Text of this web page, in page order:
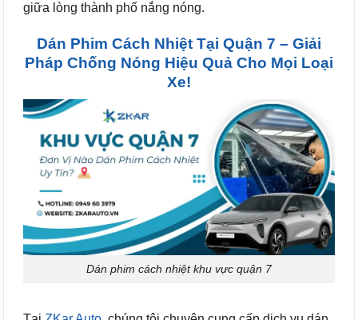
giữa lòng thành phố nắng nóng.
Dán Phim Cách Nhiệt Tại Quận 7 – Giải
Pháp Chống Nóng Hiệu Quả Cho Mọi Loại
Xe!
Dán phim cách nhiệt khu vực quận 7